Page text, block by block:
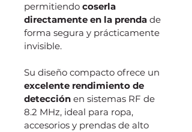
permitiendo coserla
directamente en la prenda de
forma segura y prácticamente
invisible.
Su diseño compacto ofrece un
excelente rendimiento de
detección en sistemas RF de
8.2 MHz, ideal para ropa,
accesorios y prendas de alto